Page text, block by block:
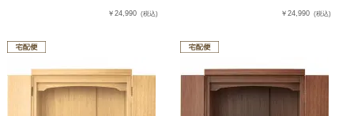
￥24,990 (税込) ￥24,990 (税込)